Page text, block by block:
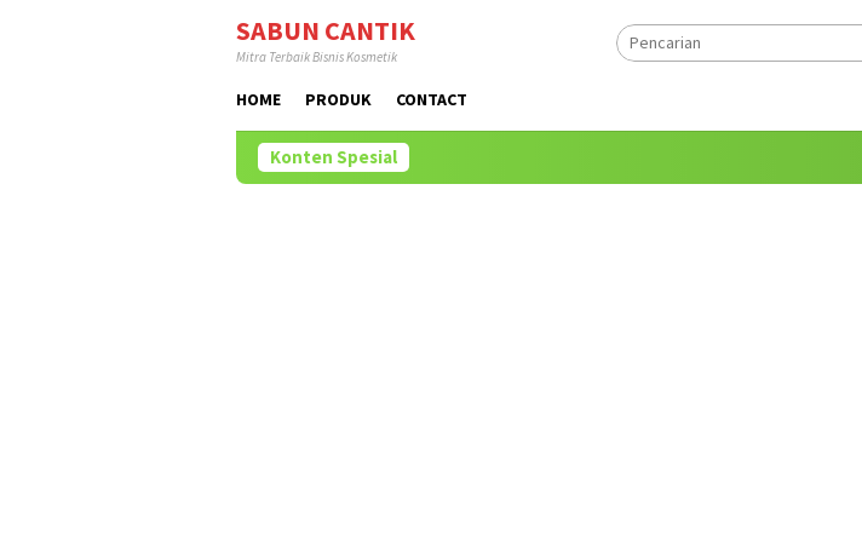
SABUN CANTIK
Mitra Terbaik Bisnis Kosmetik
HOME PRODUK CONTACT
Konten Spesial